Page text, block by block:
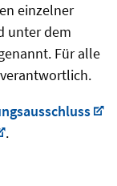
einzelner
unter dem
Für alle
.